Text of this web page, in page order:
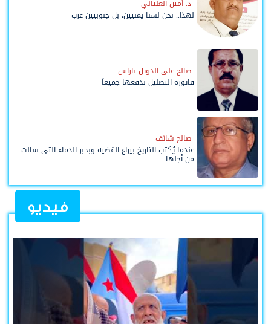
د. أمين العلياني
لهذا.. نحن لسنا يمنيين، بل جنوبيين عرب
صالح علي الدويل باراس
فاتورة التضليل ندفعها جميعاً
صالح شائف
عندما يُكتب التاريخ بيراع القضية وبحبر الدماء التي سالت
من أجلها
فيديو